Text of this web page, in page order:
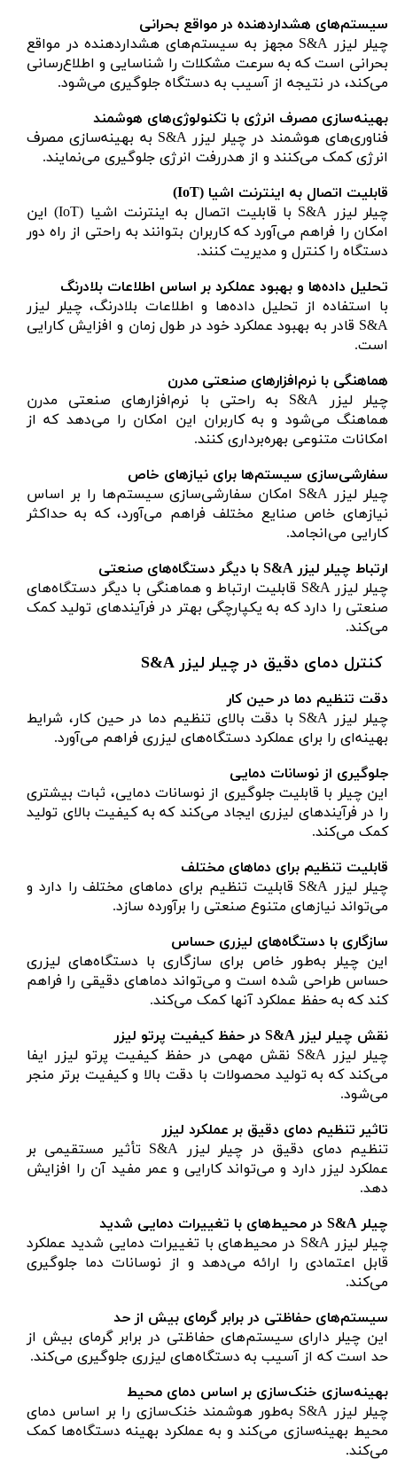
سیستم‌های هشداردهنده در مواقع بحرانی
چیلر لیزر S&A مجهز به سیستم‌های هشداردهنده در مواقع
بحرانی است که به سرعت مشکلات را شناسایی و اطلاع‌رسانی
می‌کند، در نتیجه از آسیب به دستگاه جلوگیری می‌شود.
بهینه‌سازی مصرف انرژی با تکنولوژی‌های هوشمند
فناوری‌های هوشمند در چیلر لیزر S&A به بهینه‌سازی مصرف
انرژی کمک می‌کنند و از هدررفت انرژی جلوگیری می‌نمایند.
قابلیت اتصال به اینترنت اشیا (IoT)
چیلر لیزر S&A با قابلیت اتصال به اینترنت اشیا (IoT) این
امکان را فراهم می‌آورد که کاربران بتوانند به راحتی از راه دور
دستگاه را کنترل و مدیریت کنند.
تحلیل داده‌ها و بهبود عملکرد بر اساس اطلاعات بلادرنگ
با استفاده از تحلیل داده‌ها و اطلاعات بلادرنگ، چیلر لیزر
S&A قادر به بهبود عملکرد خود در طول زمان و افزایش کارایی
است.
هماهنگی با نرم‌افزارهای صنعتی مدرن
چیلر لیزر S&A به راحتی با نرم‌افزارهای صنعتی مدرن
هماهنگ می‌شود و به کاربران این امکان را می‌دهد که از
امکانات متنوعی بهره‌برداری کنند.
سفارشی‌سازی سیستم‌ها برای نیازهای خاص
چیلر لیزر S&A امکان سفارشی‌سازی سیستم‌ها را بر اساس
نیازهای خاص صنایع مختلف فراهم می‌آورد، که به حداکثر
کارایی می‌انجامد.
ارتباط چیلر لیزر S&A با دیگر دستگاه‌های صنعتی
چیلر لیزر S&A قابلیت ارتباط و هماهنگی با دیگر دستگاه‌های
صنعتی را دارد که به یکپارچگی بهتر در فرآیندهای تولید کمک
می‌کند.
کنترل دمای دقیق در چیلر لیزر S&A
دقت تنظیم دما در حین کار
چیلر لیزر S&A با دقت بالای تنظیم دما در حین کار، شرایط
بهینه‌ای را برای عملکرد دستگاه‌های لیزری فراهم می‌آورد.
جلوگیری از نوسانات دمایی
این چیلر با قابلیت جلوگیری از نوسانات دمایی، ثبات بیشتری
را در فرآیندهای لیزری ایجاد می‌کند که به کیفیت بالای تولید
کمک می‌کند.
قابلیت تنظیم برای دماهای مختلف
چیلر لیزر S&A قابلیت تنظیم برای دماهای مختلف را دارد و
می‌تواند نیازهای متنوع صنعتی را برآورده سازد.
سازگاری با دستگاه‌های لیزری حساس
این چیلر به‌طور خاص برای سازگاری با دستگاه‌های لیزری
حساس طراحی شده است و می‌تواند دماهای دقیقی را فراهم
کند که به حفظ عملکرد آنها کمک می‌کند.
نقش چیلر لیزر S&A در حفظ کیفیت پرتو لیزر
چیلر لیزر S&A نقش مهمی در حفظ کیفیت پرتو لیزر ایفا
می‌کند که به تولید محصولات با دقت بالا و کیفیت برتر منجر
می‌شود.
تاثیر تنظیم دمای دقیق بر عملکرد لیزر
تنظیم دمای دقیق در چیلر لیزر S&A تأثیر مستقیمی بر
عملکرد لیزر دارد و می‌تواند کارایی و عمر مفید آن را افزایش
دهد.
چیلر S&A در محیط‌های با تغییرات دمایی شدید
چیلر لیزر S&A در محیط‌های با تغییرات دمایی شدید عملکرد
قابل اعتمادی را ارائه می‌دهد و از نوسانات دما جلوگیری
می‌کند.
سیستم‌های حفاظتی در برابر گرمای بیش از حد
این چیلر دارای سیستم‌های حفاظتی در برابر گرمای بیش از
حد است که از آسیب به دستگاه‌های لیزری جلوگیری می‌کند.
بهینه‌سازی خنک‌سازی بر اساس دمای محیط
چیلر لیزر S&A به‌طور هوشمند خنک‌سازی را بر اساس دمای
محیط بهینه‌سازی می‌کند و به عملکرد بهینه دستگاه‌ها کمک
می‌کند.